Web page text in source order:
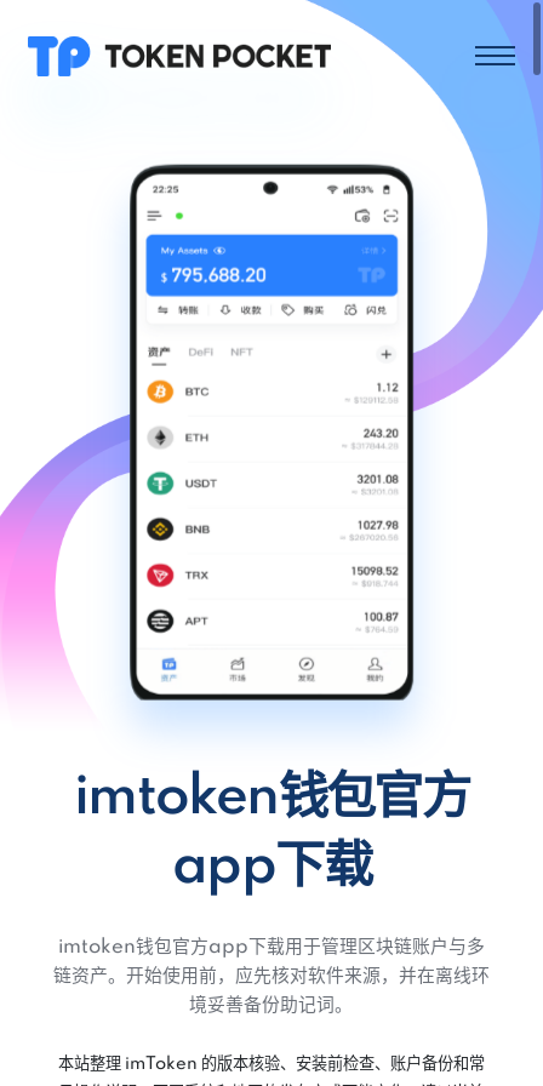
imtoken钱包官方
app下载
imtoken钱包官方app下载用于管理区块链账户与多
链资产。开始使用前，应先核对软件来源，并在离线环
境妥善备份助记词。
本站整理 imToken 的版本核验、安装前检查、账户备份和常